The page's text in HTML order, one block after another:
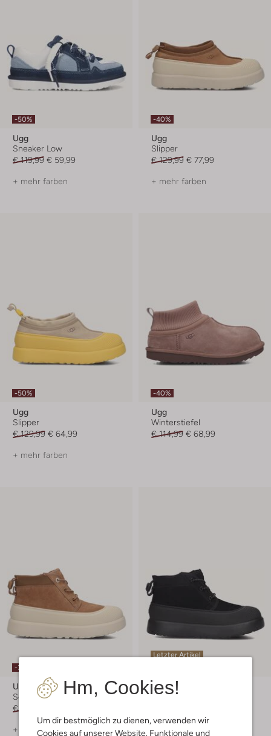
Hm, Cookies!
Um dir bestmöglich zu dienen, verwenden wir
Cookies auf unserer Website. Funktionale und
-50%
Ugg
Sneaker Low
€ 119,99 € 59,99
+ mehr farben
-40%
Ugg
Slipper
€ 129,99 € 77,99
+ mehr farben
-50%
Ugg
Slipper
€ 129,99 € 64,99
+ mehr farben
-40%
Ugg
Winterstiefel
€ 114,99 € 68,99
-30%
Ugg
Schnürboots
€ 159,99
+ mehr farben
Letzter Artikel
Ugg
Schnürboots
+ mehr farben